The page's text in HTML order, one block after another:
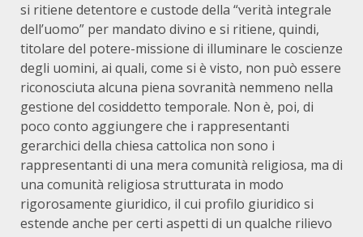
si ritiene detentore e custode della “verità integrale
dell’uomo” per mandato divino e si ritiene, quindi,
titolare del potere-missione di illuminare le coscienze
degli uomini, ai quali, come si è visto, non può essere
riconosciuta alcuna piena sovranità nemmeno nella
gestione del cosiddetto temporale. Non è, poi, di
poco conto aggiungere che i rappresentanti
gerarchici della chiesa cattolica non sono i
rappresentanti di una mera comunità religiosa, ma di
una comunità religiosa strutturata in modo
rigorosamente giuridico, il cui profilo giuridico si
estende anche per certi aspetti di un qualche rilievo